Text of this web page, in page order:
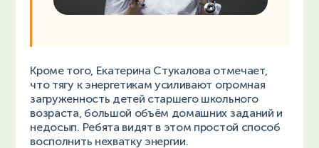
Кроме того, Екатерина Стукалова отмечает,
что тягу к энергетикам усиливают огромная
загруженность детей старшего школьного
возраста, большой объём домашних заданий и
недосып. Ребята видят в этом простой способ
восполнить нехватку энергии.